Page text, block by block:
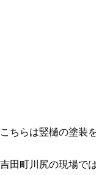
こちらは竪樋の塗装
吉田町川尻の現場で